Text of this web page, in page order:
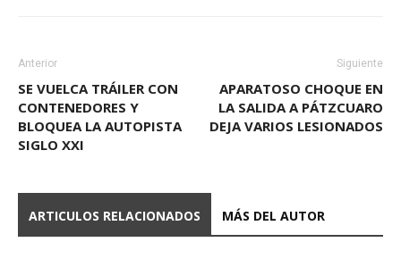
Anterior
SE VUELCA TRÁILER CON
CONTENEDORES Y
BLOQUEA LA AUTOPISTA
SIGLO XXI
Siguiente
APARATOSO CHOQUE EN
LA SALIDA A PÁTZCUARO
DEJA VARIOS LESIONADOS
ARTICULOS RELACIONADOS MÁS DEL AUTOR